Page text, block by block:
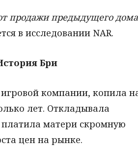
продажи предыдущего дома
в исследовании NAR.
Бри
компании, копила
лет. Откладывала
матери скромную
цен на рынке.